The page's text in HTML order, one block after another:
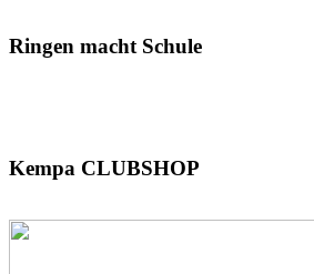
Ringen macht Schule
Kempa CLUBSHOP